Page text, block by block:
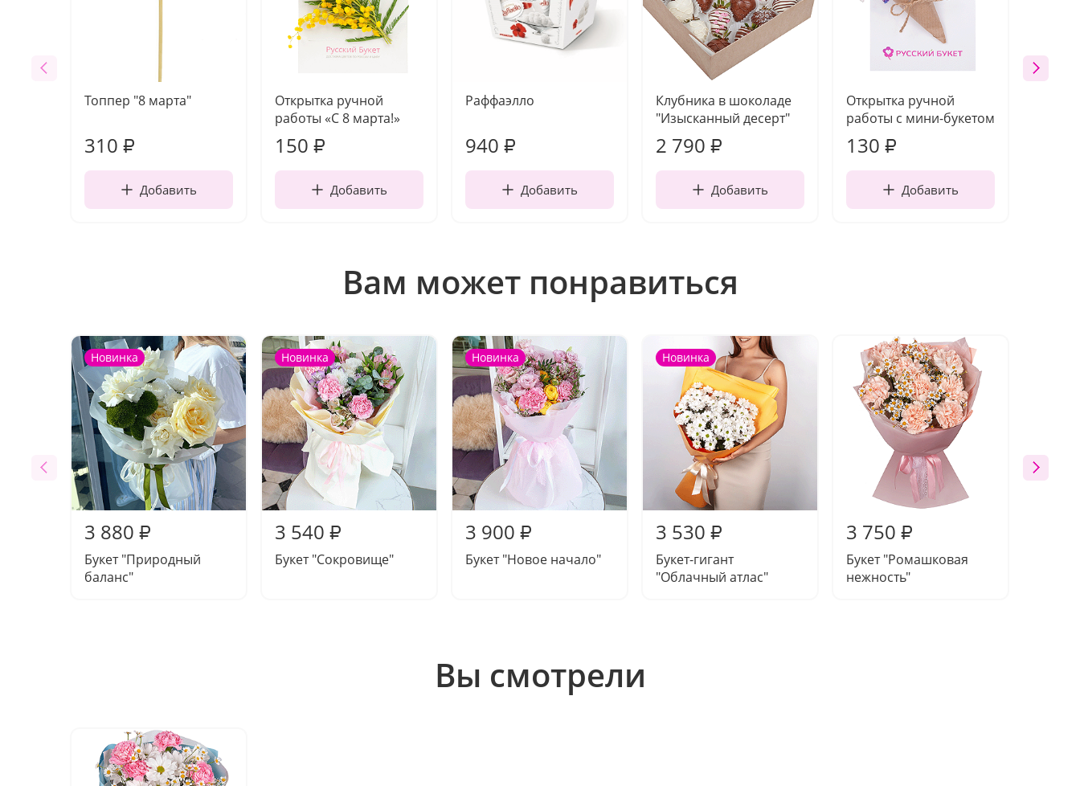
Топпер "8 марта"
310 ₽
Добавить
Открытка ручной
работы «С 8 марта!»
150 ₽
Добавить
Раффаэлло
940 ₽
Добавить
Клубника в шоколаде
"Изысканный десерт"
2 790 ₽
Добавить
Открытка ручной
работы с мини-букетом
130 ₽
Добавить
Вам может понравиться
Новинка
3 880 ₽
Букет "Природный
баланс"
Новинка
3 540 ₽
Букет "Сокровище"
Новинка
3 900 ₽
Букет "Новое начало"
Новинка
3 530 ₽
Букет-гигант
"Облачный атлас"
3 750 ₽
Букет "Ромашковая
нежность"
Вы смотрели